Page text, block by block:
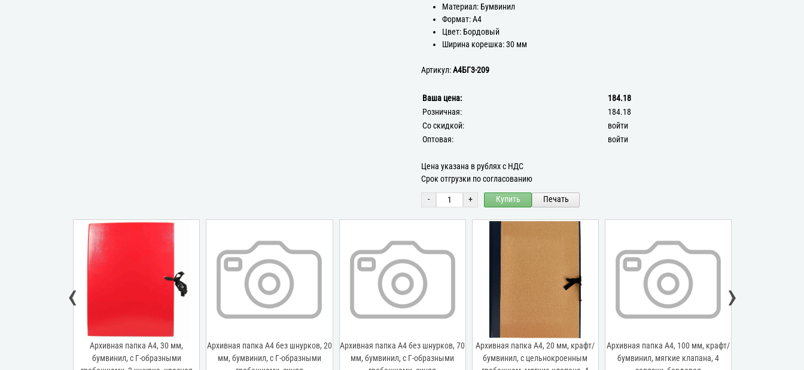
Материал: Бумвинил
Формат: А4
Цвет: Бордовый
Ширина корешка: 30 мм
Артикул:А4БГ3-209
Ваша цена:
184.18
Розничная:
184.18
Со скидкой:
войти
Оптовая:
войти
Цена указана в рублях с НДС
Срок отгрузки по согласованию
- + Купить Печать
Архивная папка А4, 30 мм,
бумвинил, с Г-образными
Архивная папка А4 без шнурков, 20
мм, бумвинил, с Г-образными
Архивная папка А4 без шнурков, 70
мм, бумвинил, с Г-образными
Архивная папка А4, 20 мм, крафт/
бумвинил, с цельнокроенным
Архивная папка А4, 100 мм, крафт/
бумвинил, мягкие клапана, 4
‹ ›